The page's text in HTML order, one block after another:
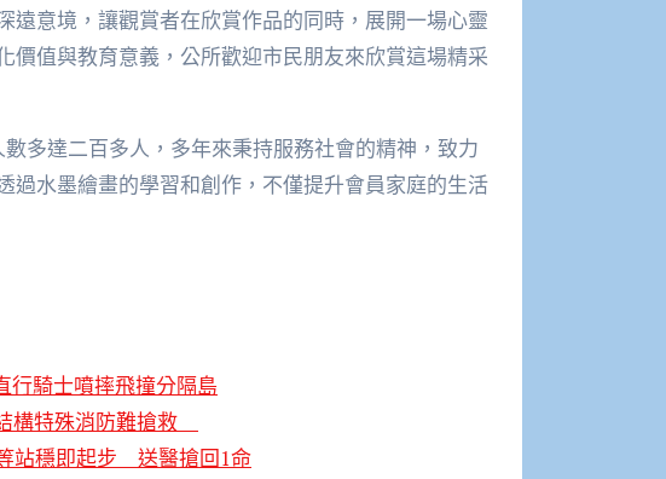
遠意境，讓觀賞者在欣賞作品的同時，展開一場心靈
價值與教育意義，公所歡迎市民朋友來欣賞這場精采
多達二百多人，多年來秉持服務社會的精神，致力
過水墨繪畫的學習和創作，不僅提升會員家庭的生活
行騎士噴摔飛撞分隔島
構特殊消防難搶救
站穩即起步 送醫搶回1命